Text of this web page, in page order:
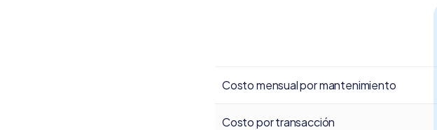
Costo mensual por mantenimiento
Costo por transacción